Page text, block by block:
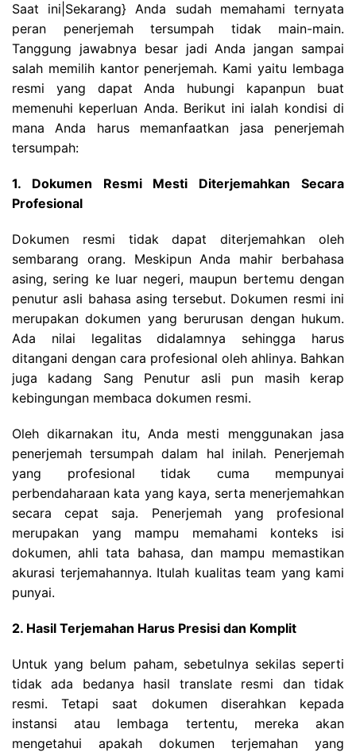
Saat ini|Sekarang} Anda sudah memahami ternyata
peran penerjemah tersumpah tidak main-main.
Tanggung jawabnya besar jadi Anda jangan sampai
salah memilih kantor penerjemah. Kami yaitu lembaga
resmi yang dapat Anda hubungi kapanpun buat
memenuhi keperluan Anda. Berikut ini ialah kondisi di
mana Anda harus memanfaatkan jasa penerjemah
tersumpah:
1. Dokumen Resmi Mesti Diterjemahkan Secara
Profesional
Dokumen resmi tidak dapat diterjemahkan oleh
sembarang orang. Meskipun Anda mahir berbahasa
asing, sering ke luar negeri, maupun bertemu dengan
penutur asli bahasa asing tersebut. Dokumen resmi ini
merupakan dokumen yang berurusan dengan hukum.
Ada nilai legalitas didalamnya sehingga harus
ditangani dengan cara profesional oleh ahlinya. Bahkan
juga kadang Sang Penutur asli pun masih kerap
kebingungan membaca dokumen resmi.
Oleh dikarnakan itu, Anda mesti menggunakan jasa
penerjemah tersumpah dalam hal inilah. Penerjemah
yang profesional tidak cuma mempunyai
perbendaharaan kata yang kaya, serta menerjemahkan
secara cepat saja. Penerjemah yang profesional
merupakan yang mampu memahami konteks isi
dokumen, ahli tata bahasa, dan mampu memastikan
akurasi terjemahannya. Itulah kualitas team yang kami
punyai.
2. Hasil Terjemahan Harus Presisi dan Komplit
Untuk yang belum paham, sebetulnya sekilas seperti
tidak ada bedanya hasil translate resmi dan tidak
resmi. Tetapi saat dokumen diserahkan kepada
instansi atau lembaga tertentu, mereka akan
mengetahui apakah dokumen terjemahan yang